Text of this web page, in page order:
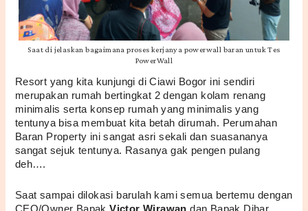
Saat di jelaskan bagaimana proses kerjanya powerwall baran untuk Tes
PowerWall
Resort yang kita kunjungi di Ciawi Bogor ini sendiri
merupakan rumah bertingkat 2 dengan kolam renang
minimalis serta konsep rumah yang minimalis yang
tentunya bisa membuat kita betah dirumah. Perumahan
Baran Property ini sangat asri sekali dan suasananya
sangat sejuk tentunya. Rasanya gak pengen pulang
deh….
Saat sampai dilokasi barulah kami semua bertemu dengan
CEO/Owner Bapak Victor Wirawan dan Bapak Dihar